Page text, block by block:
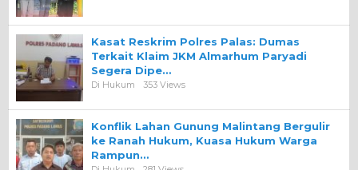
Kasat Reskrim Polres Palas: Dumas
Terkait Klaim JKM Almarhum Paryadi
Segera Dipe…
Di Hukum 353 Views
Konflik Lahan Gunung Malintang Bergulir
ke Ranah Hukum, Kuasa Hukum Warga
Rampun…